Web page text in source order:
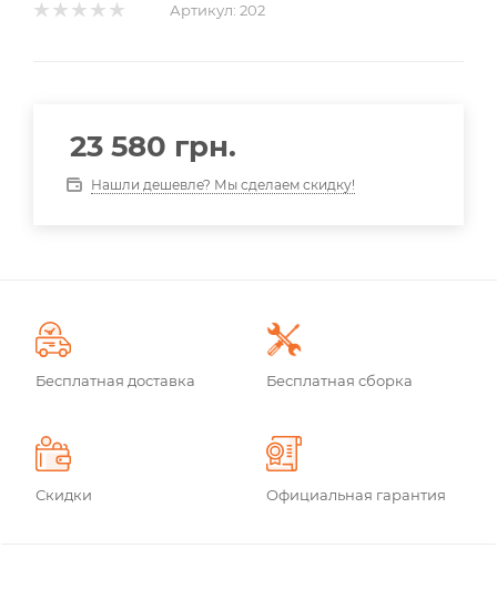
Артикул: 202
23 580 грн.
Нашли дешевле? Мы сделаем скидку!
Бесплатная доставка Бесплатная сборка
Скидки Официальная гарантия